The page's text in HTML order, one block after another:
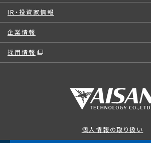
IR・投資家情報
企業情報
採用情報
個人情報の取り扱い